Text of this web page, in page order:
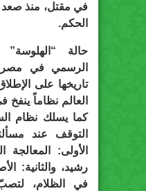
في مقتل، منذ صعد
الحكم.
حالة
الرسمي في
تاريخها على
العالم نظاماً ينفخ
كما يسلك نظام
التوقف عند
الأولى:
رشيد، والثانية:
في الظلام،